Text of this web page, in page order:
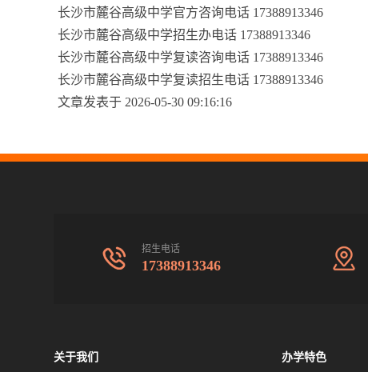
长沙市麓谷高级中学官方咨询电话 17388913346
长沙市麓谷高级中学招生办电话 17388913346
长沙市麓谷高级中学复读咨询电话 17388913346
长沙市麓谷高级中学复读招生电话 17388913346
文章发表于 2026-05-30 09:16:16
招生电话
17388913346
关于我们 办学特色